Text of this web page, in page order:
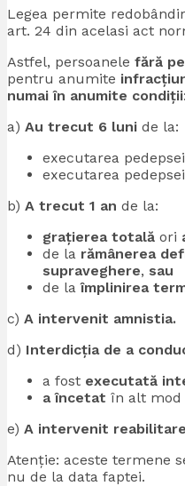
Legea permite
art. 24 din acelasi act
Astfel, persoanele fără
pentru anumite
numai în anumite condiții:
a) Au trecut 6 luni de la:
executarea
executarea
b) A trecut 1 an de la:
grațierea totală ori
de la rămânerea
supraveghere, sau
de laîmplinirea
c) A intervenit amnistia.
d) Interdicția de a
a fost executată
a încetat în alt mod
e) A intervenit
Atenție: aceste termene
nu de la data faptei.